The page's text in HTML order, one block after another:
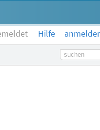
Hilfe